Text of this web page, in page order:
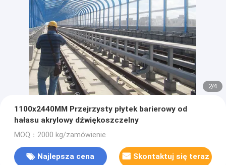
2/4
1100x2440MM Przejrzysty płytek barierowy od
hałasu akrylowy dźwiękoszczelny
MOQ：2000 kg/zamówienie
Najlepsza cena Skontaktuj się teraz